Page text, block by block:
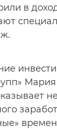
в
Мария